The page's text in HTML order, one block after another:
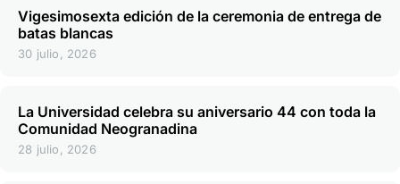
Vigesimosexta edición de la ceremonia de entrega de
batas blancas
30 julio, 2026
La Universidad celebra su aniversario 44 con toda la
Comunidad Neogranadina
28 julio, 2026